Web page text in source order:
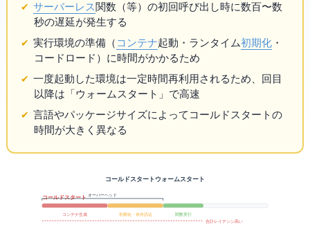
サーバーレス関数（Lambda等）の初回呼び出し時に数百ms〜数
秒の遅延が発生する
実行環境の準備（ コンテナ起動・ランタイム初期化 ・
コードロード）に時間がかかるため
一度起動した環境は一定時間再利用されるため、2回目
以降は「ウォームスタート」で高速
言語やパッケージサイズによってコールドスタートの
時間が大きく異なる
コールドスタート vs ウォームスタート
コールドスタート
コンテナ生成 初期化・依存読込
関数実行
合計レイテンシ: 高い
オーバーヘッド